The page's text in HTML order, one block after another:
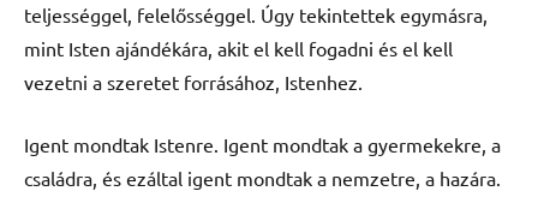
teljességgel, felelősséggel. Úgy tekintettek egymásra,
mint Isten ajándékára, akit el kell fogadni és el kell
vezetni a szeretet forrásához, Istenhez.
Igent mondtak Istenre. Igent mondtak a gyermekekre, a
családra, és ezáltal igent mondtak a nemzetre, a hazára.